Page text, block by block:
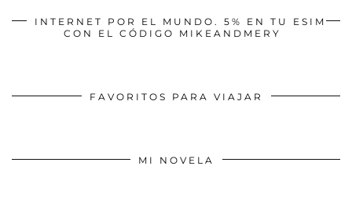
INTERNET POR EL MUNDO. 5% EN TU ESIM
CON EL CÓDIGO MIKEANDMERY
FAVORITOS PARA VIAJAR
MI NOVELA